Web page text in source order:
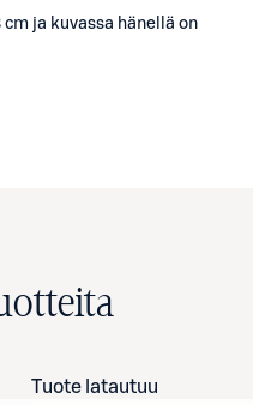
ja kuvassa hänellä on
Tuote latautuu